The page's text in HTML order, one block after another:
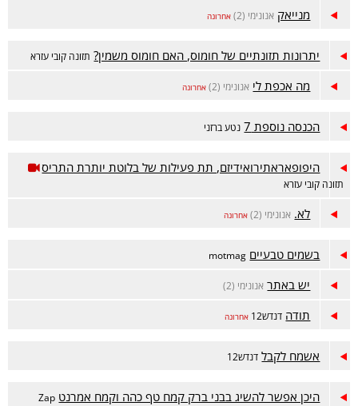
מנייאק אנונימי (2) אחרונה
יתרונות תזונתיים של חומוס, האם חומוס משמין? תזונה קובי עזרא
מה אכפת לי אנונימי (2) אחרונה
הכנסה נוספת 7 נטע ברזני
היפופאראתירואידיזם, תת פעילות של בלוטת יותרת התריס
תזונה קובי עזרא
לא. אנונימי (2) אחרונה
בשמים טבעיים motmag
יש באתר אנונימי (2)
תודה דנדש12 אחרונה
אשמח לקבל דנדש12
היכן אפשר להשיג בבני ברק קמח טף כהה וקמח אמרנט Zap